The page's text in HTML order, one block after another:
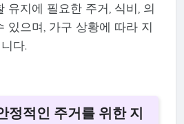
유지에 필요한 주거, 식비, 의
있으며, 가구 상황에 따라 지
다.
정적인 주거를 위한 지